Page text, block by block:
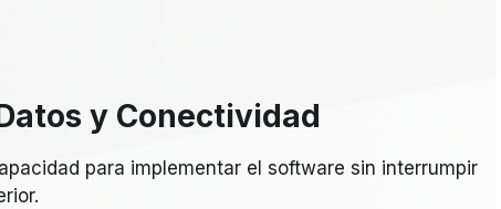
y Conectividad
para implementar el software sin interrumpir